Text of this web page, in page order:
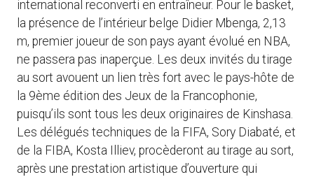
international reconverti en entraîneur. Pour le basket,
la présence de l’intérieur belge Didier Mbenga, 2,13
m, premier joueur de son pays ayant évolué en NBA,
ne passera pas inaperçue. Les deux invités du tirage
au sort avouent un lien très fort avec le pays-hôte de
la 9ème édition des Jeux de la Francophonie,
puisqu’ils sont tous les deux originaires de Kinshasa.
Les délégués techniques de la FIFA, Sory Diabaté, et
de la FIBA, Kosta Illiev, procèderont au tirage au sort,
après une prestation artistique d’ouverture qui